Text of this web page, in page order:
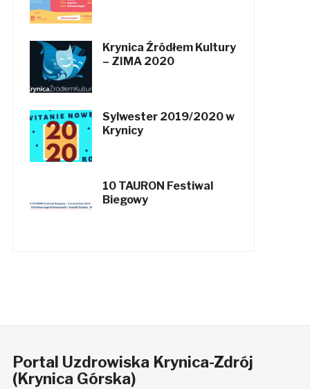
Krynica Źródłem Kultury
– ZIMA 2020
Sylwester 2019/2020 w
Krynicy
10 TAURON Festiwal
Biegowy
Portal Uzdrowiska Krynica-Zdrój
(Krynica Górska)